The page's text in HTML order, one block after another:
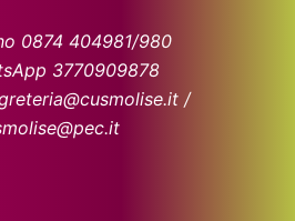
0874 404981/980
3770909878
/